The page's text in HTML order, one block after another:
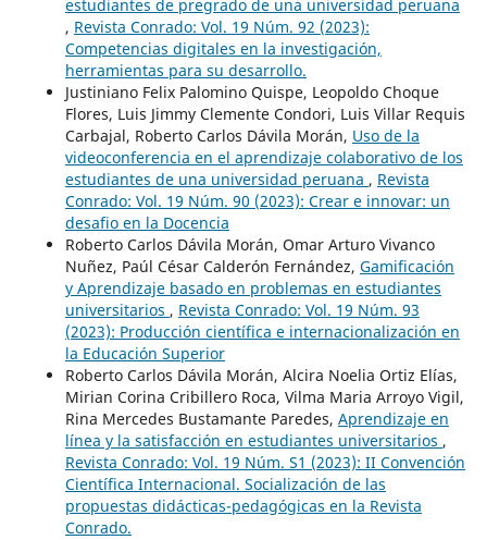
estudiantes de pregrado de una universidad peruana
, Revista Conrado: Vol. 19 Núm. 92 (2023):
Competencias digitales en la investigación,
herramientas para su desarrollo.
Justiniano Felix Palomino Quispe, Leopoldo Choque
Flores, Luis Jimmy Clemente Condori, Luis Villar Requis
Carbajal, Roberto Carlos Dávila Morán, Uso de la
videoconferencia en el aprendizaje colaborativo de los
estudiantes de una universidad peruana , Revista
Conrado: Vol. 19 Núm. 90 (2023): Crear e innovar: un
desafio en la Docencia
Roberto Carlos Dávila Morán, Omar Arturo Vivanco
Nuñez, Paúl César Calderón Fernández, Gamificación
y Aprendizaje basado en problemas en estudiantes
universitarios , Revista Conrado: Vol. 19 Núm. 93
(2023): Producción científica e internacionalización en
la Educación Superior
Roberto Carlos Dávila Morán, Alcira Noelia Ortiz Elías,
Mirian Corina Cribillero Roca, Vilma Maria Arroyo Vigil,
Rina Mercedes Bustamante Paredes, Aprendizaje en
línea y la satisfacción en estudiantes universitarios ,
Revista Conrado: Vol. 19 Núm. S1 (2023): II Convención
Científica Internacional. Socialización de las
propuestas didácticas-pedagógicas en la Revista
Conrado.